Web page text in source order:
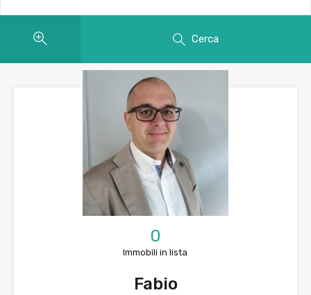
Cerca
0
Immobili in lista
Fabio